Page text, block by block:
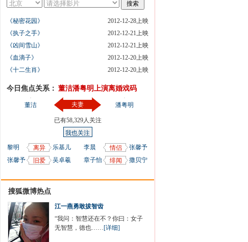
《秘密花园》
2012-12-28上映
《执子之手》
2012-12-21上映
《凶间雪山》
2012-12-21上映
《血滴子》
2012-12-20上映
《十二生肖》
2012-12-20上映
今日焦点关系： 董洁潘粤明上演离婚戏码
董洁 夫妻
已有58,329人关注
我也关注
潘粤明
黎明 离异
乐基儿
张馨予
旧爱 吴卓羲
李晨 情侣
张馨予
章子怡
绯闻 撒贝宁
搜狐微博热点
江一燕勇敢拔智齿
“我问：智慧还在不？你曰：女子
无智慧，德也……[详细]